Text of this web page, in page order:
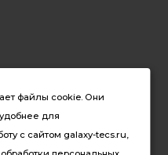
файлы cookie. Они
для
с сайтом galaxy-tecs.ru,